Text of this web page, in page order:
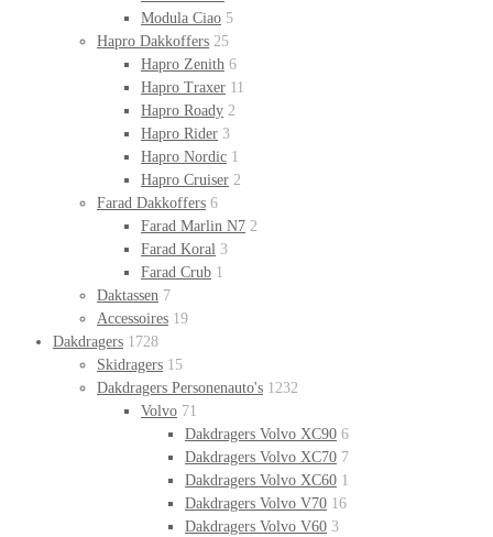
Modula Ciao 5
Hapro Dakkoffers 25
Hapro Zenith 6
Hapro Traxer 11
Hapro Roady 2
Hapro Rider 3
Hapro Nordic 1
Hapro Cruiser 2
Farad Dakkoffers 6
Farad Marlin N7 2
Farad Koral 3
Farad Crub 1
Daktassen 7
Accessoires 19
Dakdragers 1728
Skidragers 15
Dakdragers Personenauto's 1232
Volvo 71
Dakdragers Volvo XC90 6
Dakdragers Volvo XC70 7
Dakdragers Volvo XC60 1
Dakdragers Volvo V70 16
Dakdragers Volvo V60 3